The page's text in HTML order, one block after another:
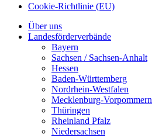
Cookie-Richtlinie (EU)
Über uns
Landesförderverbände
Bayern
Sachsen / Sachsen-Anhalt
Hessen
Baden-Württemberg
Nordrhein-Westfalen
Mecklenburg-Vorpommern
Thüringen
Rheinland Pfalz
Niedersachsen